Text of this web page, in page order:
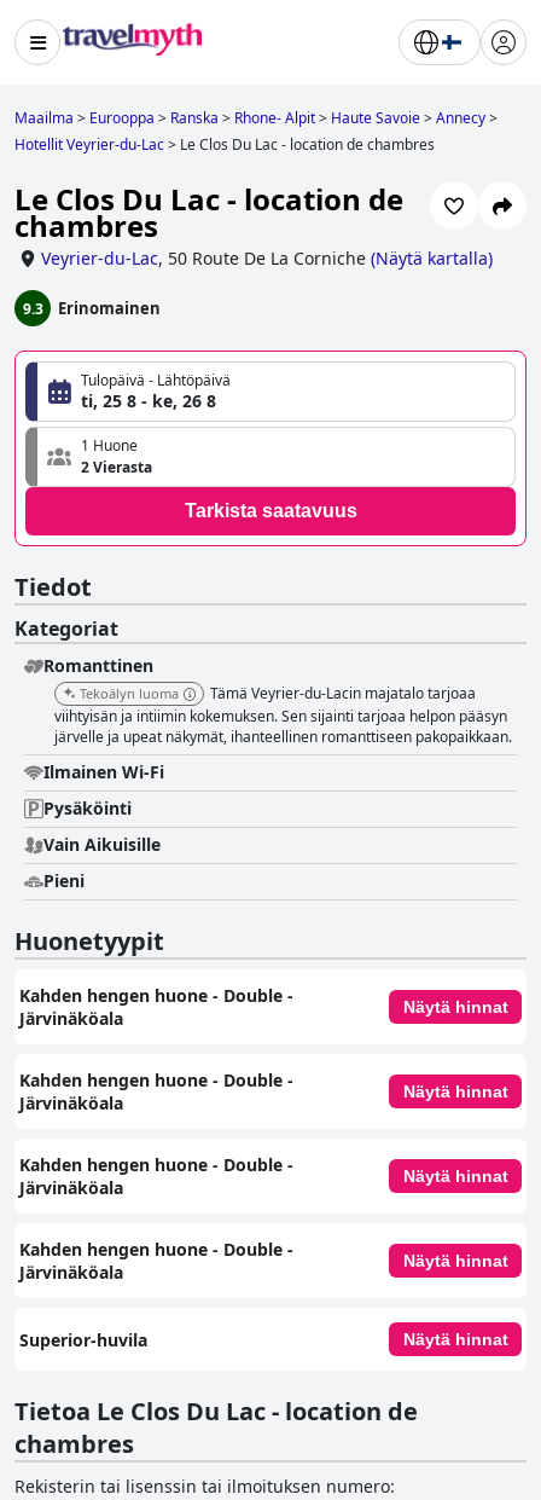
Maailma > Eurooppa > Ranska > Rhone- Alpit> Haute Savoie>Annecy>
Hotellit Veyrier-du-Lac> Le Clos Du Lac - location de chambres
Le Clos Du Lac - location de
chambres
Veyrier-du-Lac, 50 Route De La Corniche (Näytä kartalla)
9.3 Erinomainen
Tulopäivä - Lähtöpäivä
ti, 25 8 - ke, 26 8
1 Huone
2 Vierasta
Tarkista saatavuus
Tiedot
Kategoriat
Romanttinen
Tekoälyn luoma
Tämä Veyrier-du-Lacin majatalo tarjoaa
viihtyisän ja intiimin kokemuksen. Sen sijainti tarjoaa helpon pääsyn
järvelle ja upeat näkymät, ihanteellinen romanttiseen pakopaikkaan.
Ilmainen Wi-Fi
Pysäköinti
Vain Aikuisille
Pieni
Huonetyypit
Kahden hengen huone - Double -
Järvinäköala
Näytä hinnat
Kahden hengen huone - Double -
Järvinäköala
Näytä hinnat
Kahden hengen huone - Double -
Järvinäköala
Näytä hinnat
Kahden hengen huone - Double -
Järvinäköala
Näytä hinnat
Superior-huvila Näytä hinnat
Tietoa Le Clos Du Lac - location de
chambres
Rekisterin tai lisenssin tai ilmoituksen numero: